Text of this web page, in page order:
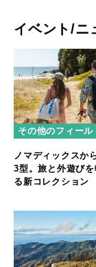
イベント/ニ
その他のフィール
ノマディックスか
3型。旅と外遊び
る新コレクション